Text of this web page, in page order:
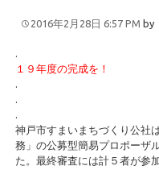
2016年2月28日 6:57 PM by
.
１９年度の完成を！
.
.
.
神戸市すまいまちづくり公社
務」の公募型簡易プロポーザ
た。最終審査には計５者が参